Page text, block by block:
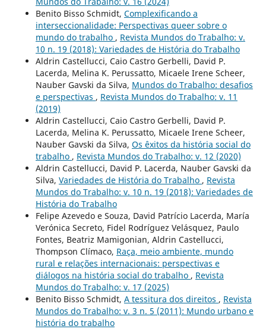
Benito Bisso Schmidt, Complexificando a
interseccionalidade: Perspectivas queer sobre o
mundo do trabalho , Revista Mundos do Trabalho: v.
10 n. 19 (2018): Variedades de História do Trabalho
Aldrin Castellucci, Caio Castro Gerbelli, David P.
Lacerda, Melina K. Perussatto, Micaele Irene Scheer,
Nauber Gavski da Silva, Mundos do Trabalho: desafios
e perspectivas , Revista Mundos do Trabalho: v. 11
(2019)
Aldrin Castellucci, Caio Castro Gerbelli, David P.
Lacerda, Melina K. Perussatto, Micaele Irene Scheer,
Nauber Gavski da Silva, Os êxitos da história social do
trabalho , Revista Mundos do Trabalho: v. 12 (2020)
Aldrin Castellucci, David P. Lacerda, Nauber Gavski da
Silva, Variedades de História do Trabalho , Revista
Mundos do Trabalho: v. 10 n. 19 (2018): Variedades de
História do Trabalho
Felipe Azevedo e Souza, David Patrício Lacerda, María
Verónica Secreto, Fidel Rodríguez Velásquez, Paulo
Fontes, Beatriz Mamigonian, Aldrin Castellucci,
Thompson Clímaco, Raça, meio ambiente, mundo
rural e relações internacionais: perspectivas e
diálogos na história social do trabalho , Revista
Mundos do Trabalho: v. 17 (2025)
Benito Bisso Schmidt, A tessitura dos direitos , Revista
Mundos do Trabalho: v. 3 n. 5 (2011): Mundo urbano e
história do trabalho